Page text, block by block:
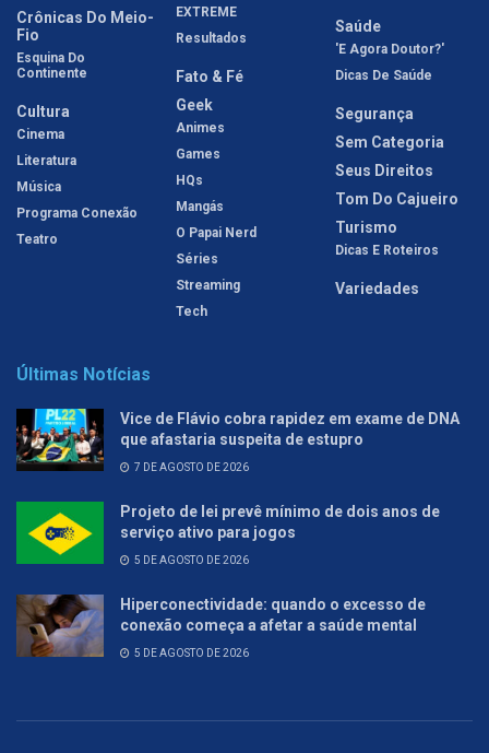
Crônicas Do Meio-
Fio
Esquina Do
Continente
Cultura
Cinema
Literatura
Música
Programa Conexão
Teatro
EXTREME
Resultados
Fato & Fé
Geek
Animes
Games
HQs
Mangás
O Papai Nerd
Séries
Streaming
Tech
Saúde
'E Agora Doutor?'
Dicas De Saúde
Segurança
Sem Categoria
Seus Direitos
Tom Do Cajueiro
Turismo
Dicas E Roteiros
Variedades
Últimas Notícias
Vice de Flávio cobra rapidez em exame de DNA
que afastaria suspeita de estupro
7 DE AGOSTO DE 2026
Projeto de lei prevê mínimo de dois anos de
serviço ativo para jogos
5 DE AGOSTO DE 2026
Hiperconectividade: quando o excesso de
conexão começa a afetar a saúde mental
5 DE AGOSTO DE 2026